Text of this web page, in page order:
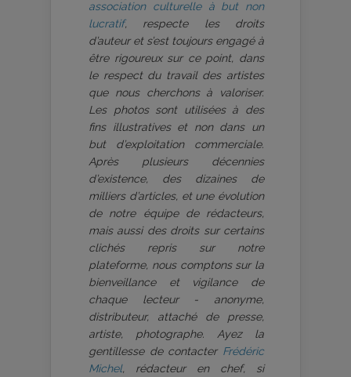
association culturelle à but non
lucratif, respecte les droits
d’auteur et s’est toujours engagé à
être rigoureux sur ce point, dans
le respect du travail des artistes
que nous cherchons à valoriser.
Les photos sont utilisées à des
fins illustratives et non dans un
but d’exploitation commerciale.
Après plusieurs décennies
d’existence, des dizaines de
milliers d’articles, et une évolution
de notre équipe de rédacteurs,
mais aussi des droits sur certains
clichés repris sur notre
plateforme, nous comptons sur la
bienveillance et vigilance de
chaque lecteur - anonyme,
distributeur, attaché de presse,
artiste, photographe. Ayez la
gentillesse de contacter Frédéric
Michel, rédacteur en chef, si